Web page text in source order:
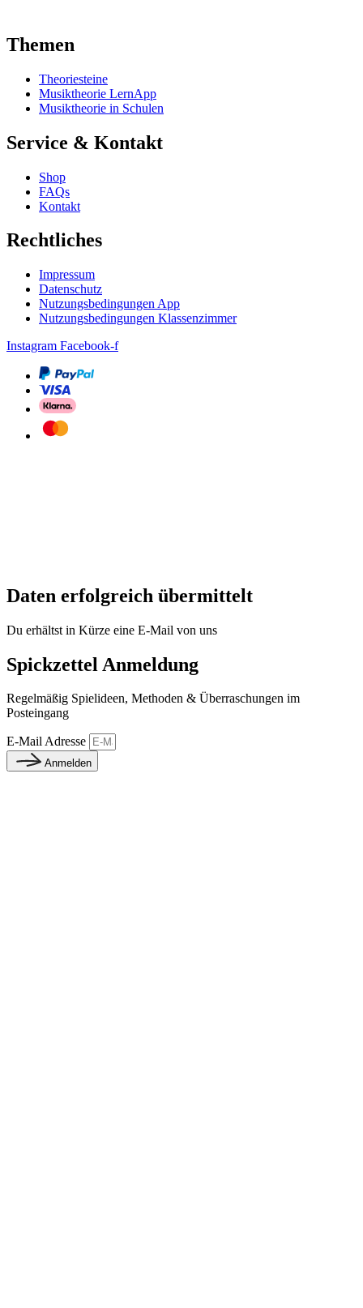
Themen
Theoriesteine
Musiktheorie LernApp
Musiktheorie in Schulen
Service & Kontakt
Shop
FAQs
Kontakt
Rechtliches
Impressum
Datenschutz
Nutzungsbedingungen App
Nutzungsbedingungen Klassenzimmer
Instagram Facebook-f
Daten erfolgreich übermittelt
Du erhältst in Kürze eine E-Mail von uns
Spickzettel Anmeldung
Regelmäßig Spielideen, Methoden & Überraschungen im
Posteingang
E-Mail Adresse
Anmelden